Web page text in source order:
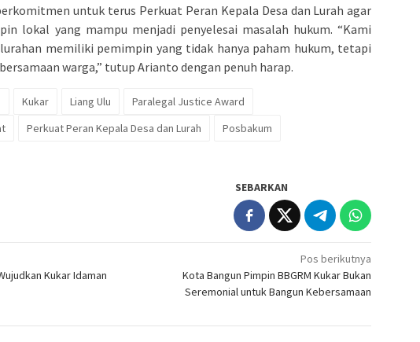
untuk terus Perkuat Peran Kepala Desa dan Lurah agar
lokal yang mampu menjadi penyelesai masalah hukum. “Kami
memiliki pemimpin yang tidak hanya paham hukum, tetapi
warga,” tutup Arianto dengan penuh harap.
Kukar Liang Ulu
Paralegal Justice Award
Perkuat Peran Kepala Desa dan Lurah
Posbakum
SEBARKAN
Kukar Idaman
Pos berikutnya
Kota Bangun Pimpin BBGRM Kukar Bukan
Seremonial untuk Bangun Kebersamaan